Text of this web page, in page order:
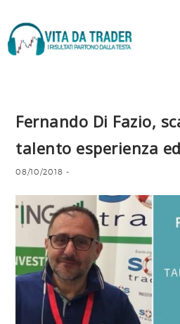
Fernando Di Fazio,
talento esperienza
08/10/2018 -